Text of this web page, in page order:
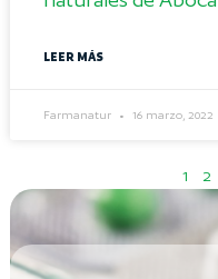
LEER MÁS
Farmanatur 16 marzo, 2022
1 2